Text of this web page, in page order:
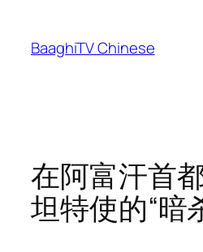
content
BaaghiTV Chinese
在阿富汗首
坦特使的“暗